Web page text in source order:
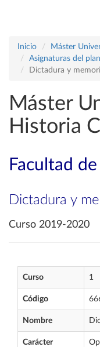
Inicio
Máster
Asignaturas del
Dictadura y
Máster
Historia
Facultad
Dictadura y
Curso 2019-2020
Curso 1
Código
Nombre
Carácter